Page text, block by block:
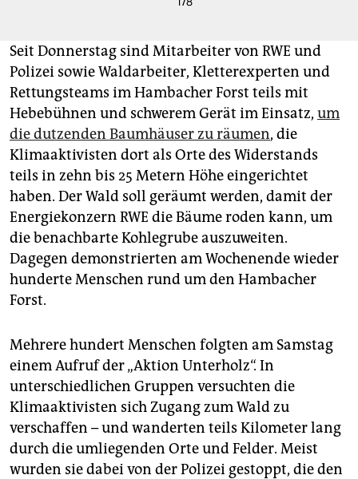
Seit Donnerstag sind Mitarbeiter von RWE und
Polizei sowie Waldarbeiter, Kletterexperten und
Rettungsteams im Hambacher Forst teils mit
Hebebühnen und schwerem Gerät im Einsatz, um
die dutzenden Baumhäuser zu räumen, die
Klimaaktivisten dort als Orte des Widerstands
teils in zehn bis 25 Metern Höhe eingerichtet
haben. Der Wald soll geräumt werden, damit der
Energiekonzern RWE die Bäume roden kann, um
die benachbarte Kohlegrube auszuweiten.
Dagegen demonstrierten am Wochenende wieder
hunderte Menschen rund um den Hambacher
Forst.
Mehrere hundert Menschen folgten am Samstag
einem Aufruf der „Aktion Unterholz“. In
unterschiedlichen Gruppen versuchten die
Klimaaktivisten sich Zugang zum Wald zu
verschaffen – und wanderten teils Kilometer lang
durch die umliegenden Orte und Felder. Meist
wurden sie dabei von der Polizei gestoppt, die den